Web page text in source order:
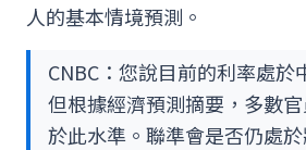
人的基本情境預測。
CNBC：您說目前的利率處於
但根據經濟預測摘要，多數
於此水準。聯準會是否仍處